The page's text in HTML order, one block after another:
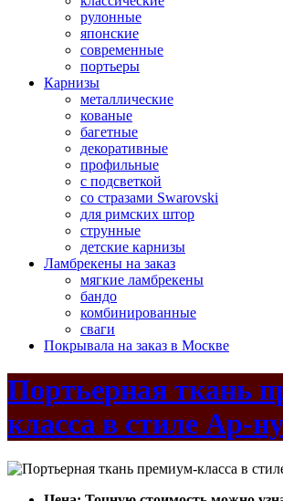
рулонные
японские
современные
портьеры
Карнизы
металлические
кованые
багетные
декоративные
профильные
с подсветкой
со стразами Swarovski
для римских штор
струнные
детские карнизы
Ламбрекены на заказ
мягкие ламбрекены
бандо
комбинированные
сваги
Покрывала на заказ в Москве
Портьерная ткань
класса в стиле Ар-